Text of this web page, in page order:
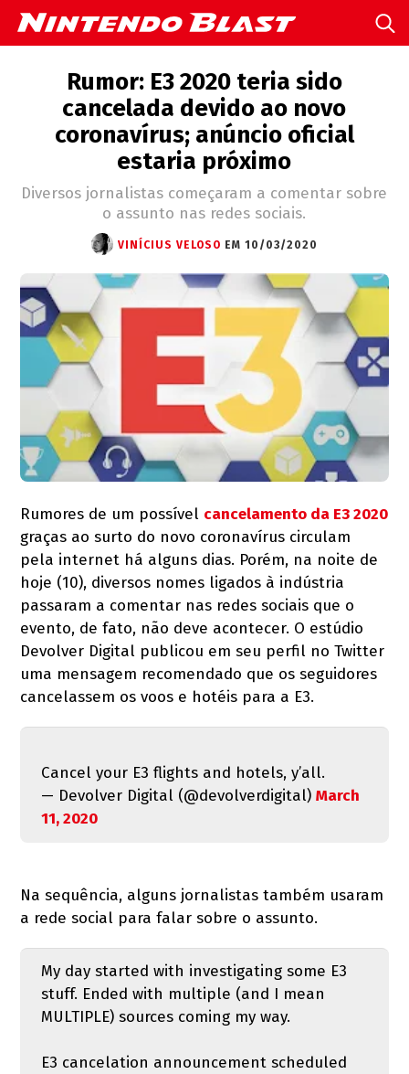
Rumor: E3 2020 teria sido
cancelada devido ao novo
coronavírus; anúncio oficial
estaria próximo
Diversos jornalistas começaram a comentar sobre
o assunto nas redes sociais.
VINÍCIUS VELOSO EM 10/03/2020
Rumores de um possível cancelamento da E3 2020
graças ao surto do novo coronavírus circulam
pela internet há alguns dias. Porém, na noite de
hoje (10), diversos nomes ligados à indústria
passaram a comentar nas redes sociais que o
evento, de fato, não deve acontecer. O estúdio
Devolver Digital publicou em seu perfil no Twitter
uma mensagem recomendado que os seguidores
cancelassem os voos e hotéis para a E3.
Cancel your E3 flights and hotels, y’all.
— Devolver Digital (@devolverdigital) March
11, 2020
Na sequência, alguns jornalistas também usaram
a rede social para falar sobre o assunto.
My day started with investigating some E3
stuff. Ended with multiple (and I mean
MULTIPLE) sources coming my way.
E3 cancelation announcement scheduled